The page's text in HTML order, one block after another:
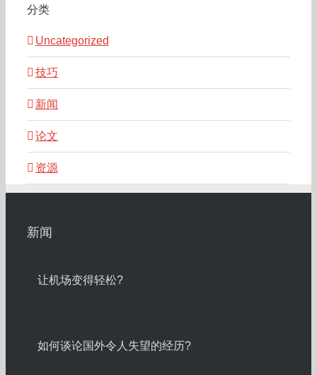
分类
Uncategorized
技巧
新闻
论文
资源
新闻
让机场变得轻松?
如何谈论国外令人失望的经历?